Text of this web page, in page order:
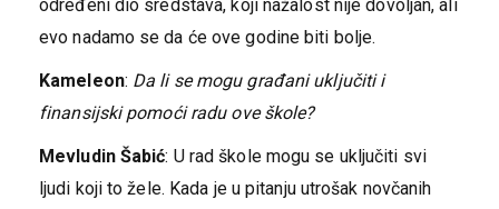
određeni dio sredstava, koji nažalost nije dovoljan, ali
evo nadamo se da će ove godine biti bolje.
Kameleon: Da li se mogu građani uključiti i
finansijski pomoći radu ove škole?
Mevludin Šabić: U rad škole mogu se uključiti svi
ljudi koji to žele. Kada je u pitanju utrošak novčanih